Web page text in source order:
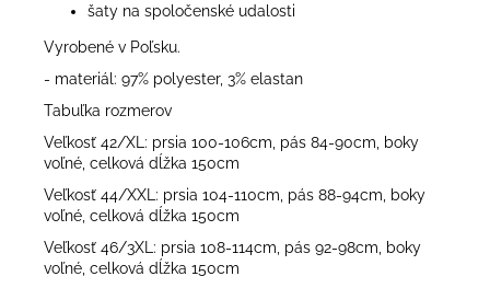
šaty na spoločenské udalosti
Vyrobené v Poľsku.
- materiál: 97% polyester, 3% elastan
Tabuľka rozmerov
Veľkosť 42/XL: prsia 100-106cm, pás 84-90cm, boky
voľné, celková dĺžka 150cm
Veľkosť 44/XXL: prsia 104-110cm, pás 88-94cm, boky
voľné, celková dĺžka 150cm
Veľkosť 46/3XL: prsia 108-114cm, pás 92-98cm, boky
voľné, celková dĺžka 150cm